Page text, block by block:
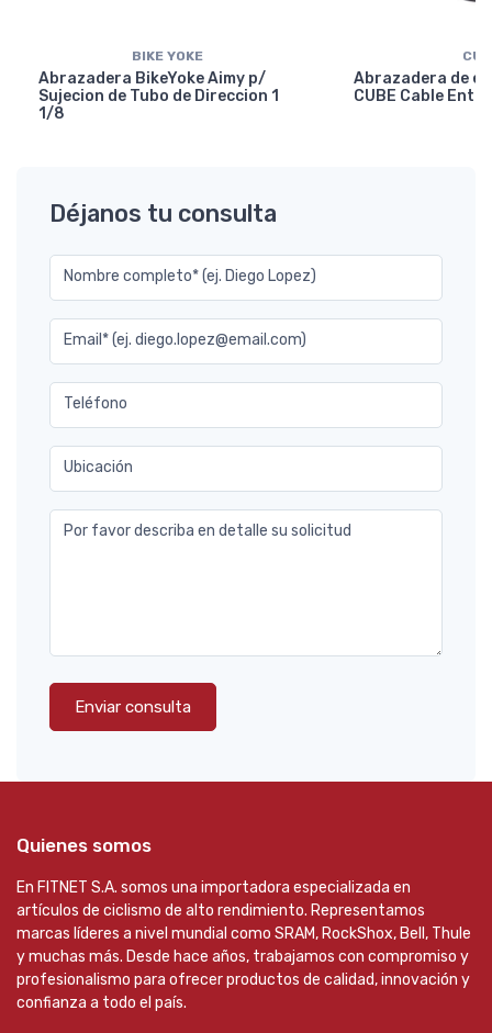
BIKE YOKE
Abrazadera BikeYoke Aimy p/
Sujecion de Tubo de Direccion 1
1/8
Abrazadera de
CUBE Cable
Déjanos tu consulta
Nombre completo* (ej. Diego Lopez)
Email* (ej. diego.lopez@email.com)
Teléfono
Ubicación
Por favor describa en detalle su solicitud
Enviar consulta
Quienes somos
En FITNET S.A. somos una importadora especializada en
artículos de ciclismo de alto rendimiento. Representamos
marcas líderes a nivel mundial como SRAM, RockShox, Bell, Thule
y muchas más. Desde hace años, trabajamos con compromiso y
profesionalismo para ofrecer productos de calidad, innovación y
confianza a todo el país.